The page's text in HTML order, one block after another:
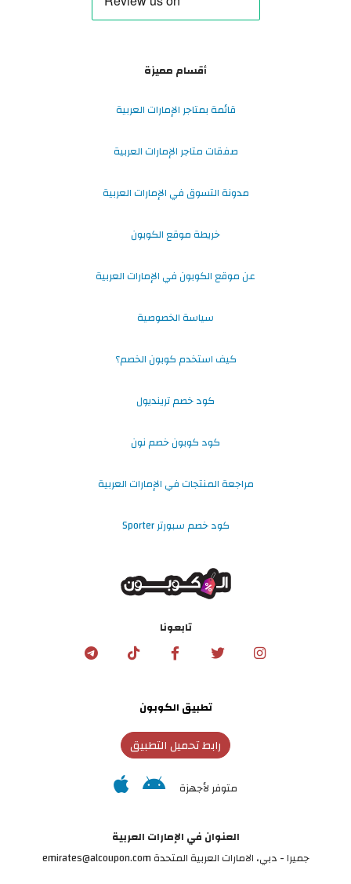
أقسام مميزة
قائمة بمتاجر الإمارات العربية
صفقات متاجر الإمارات العربية
مدونة التسوق في الإمارات العربية
خريطة موقع الكوبون
عن موقع الكوبون في الإمارات العربية
سياسة الخصوصية
كيف استخدم كوبون الخصم؟
كود خصم ترينديول
كود كوبون خصم نون
مراجعة المنتجات في الإمارات العربية
كود خصم سبورتر Sporter
تابعونا
تطبيق الكوبون
رابط تحميل التطبيق
متوفر لأجهزة
العنوان في الإمارات العربية
جميرا - دبي، الامارات العربية المتحدة emirates@alcoupon.com